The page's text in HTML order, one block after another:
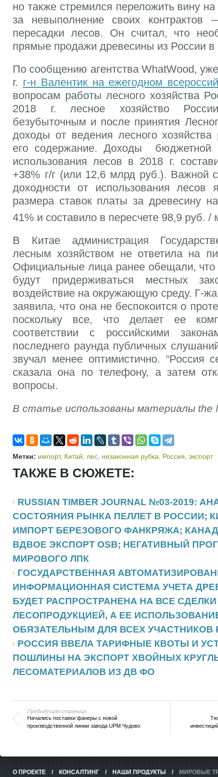
но также стремился переложить вину
за невыполнение своих контрактов
пересадки лесов. Он считал, что
прямые продажи древесины из России в
По сообщению агентства WhatWood,
г. г-н Валентик на ежегодном
вопросам работы лесного хозяйства
2018 г. лесное хозяйство
безубыточным и после принятия
доходы от ведения лесного
его содержание. Доходы бюджетной
использования лесов в 2018 г.
+38% г/г (или 12,6 млрд руб.). Важной
доходности от использования лесов
размера ставок платы за древесину
41% и составило в пересчете 98,9 руб. /
В Китае администрация
лесным хозяйством не ответила на
Официальные лица ранее обещали, что
будут придерживаться местных
воздействие на окружающую среду. Г-
заявила, что она не беспокоится о
поскольку все, что делает ее
соответствии с российскими
последнего раунда публичных
звучал менее оптимистично. “Россия
сказала она по телефону, а затем
вопросы.
В статье использованы материалы the
Метки: импорт, Китай, лес, незаконная рубка, Россия, экспорт
ТАКЖЕ В СЮЖЕТЕ:
RUSSIAN TIMBER JOURNAL №03-2019:
СОСТОЯНИЯ РЫНКА ПЕЛЛЕТ В РОССИИ;
ИМПОРТ БЕРЕЗОВОГО ФАНКРЯЖА;
ВДВОЕ ЭКСПОРТ OSB; НЕГАТИВНЫЙ
МИРОВОГО ЛПК
ГОСУДАРСТВЕННАЯ
ИНФОРМАЦИОННАЯ СИСТЕМА УЧЕТА
БУДЕТ РАСПРОСТРАНЕНА НА ВСЕ
ЛЕСОПРОДУКЦИЕЙ, А ЕЕ
ОБЯЗАТЕЛЬНЫМ ДЛЯ ВСЕХ УЧАСТНИКОВ
РОССИЯ ВВЕЛА ТАРИФНЫЕ КВОТЫ И
ПОШЛИНЫ НА ЭКСПОРТ ХВОЙНЫХ
ЛЕСОМАТЕРИАЛОВ ИЗ ДВ ФО
Предыдущая страница
Начались поставки фанеры с новой
производственной линии завода UPM Чудово
О ПРОЕКТЕ / КОНСАЛТИНГ / НАШИ ПРОДУКТЫ / МИРОВЫЕ